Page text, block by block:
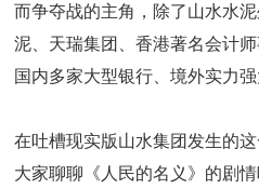
而争夺战的主角，除了山水水
泥、天瑞集团、香港著名会计
国内多家大型银行、境外实力强
在吐槽现实版山水集团发生的
大家聊聊《人民的名义》的剧情